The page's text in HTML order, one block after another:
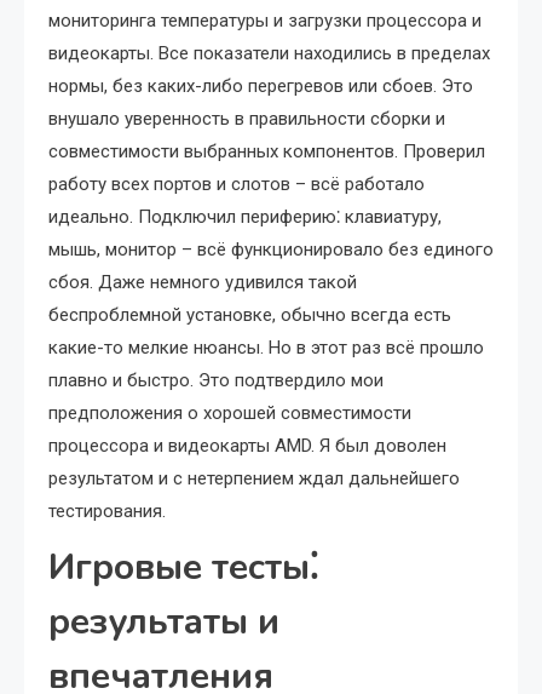
мониторинга температуры и загрузки процессора и
видеокарты. Все показатели находились в пределах
нормы, без каких-либо перегревов или сбоев. Это
внушало уверенность в правильности сборки и
совместимости выбранных компонентов. Проверил
работу всех портов и слотов – всё работало
идеально. Подключил периферию⁚ клавиатуру,
мышь, монитор – всё функционировало без единого
сбоя. Даже немного удивился такой
беспроблемной установке, обычно всегда есть
какие-то мелкие нюансы. Но в этот раз всё прошло
плавно и быстро. Это подтвердило мои
предположения о хорошей совместимости
процессора и видеокарты AMD. Я был доволен
результатом и с нетерпением ждал дальнейшего
тестирования.
Игровые тесты⁚
результаты и
впечатления